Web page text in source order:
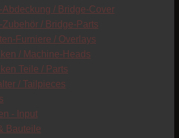
Abdeckung / Bridge-Cover
Zubehör / Bridge-Parts
Furniere / Overlays
/ Machine-Heads
Teile / Parts
/ Tailpieces
- Input
Bauteile